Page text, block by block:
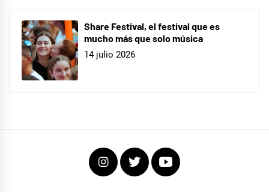
Share Festival, el festival que es
mucho más que solo música
14 julio 2026
InstagramTwitterYoutube